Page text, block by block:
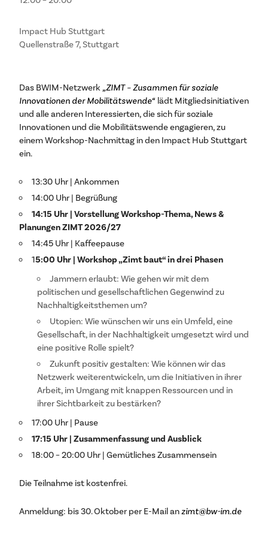
Impact Hub Stuttgart
Quellenstraße 7, Stuttgart
Das BWIM-Netzwerk „ZIMT – Zusammen für soziale
Innovationen der Mobilitätswende“ lädt Mitgliedsinitiativen
und alle anderen Interessierten, die sich für soziale
Innovationen und die Mobilitätswende engagieren, zu
einem Workshop-Nachmittag in den Impact Hub Stuttgart
ein.
13:30 Uhr | Ankommen
14:00 Uhr | Begrüßung
14:15 Uhr | Vorstellung Workshop-Thema, News &
Planungen ZIMT 2026/27
14:45 Uhr | Kaffeepause
15:00 Uhr | Workshop „Zimt baut“ in drei Phasen
Jammern erlaubt: Wie gehen wir mit dem
politischen und gesellschaftlichen Gegenwind zu
Nachhaltigkeitsthemen um?
Utopien: Wie wünschen wir uns ein Umfeld, eine
Gesellschaft, in der Nachhaltigkeit umgesetzt wird und
eine positive Rolle spielt?
Zukunft positiv gestalten: Wie können wir das
Netzwerk weiterentwickeln, um die Initiativen in ihrer
Arbeit, im Umgang mit knappen Ressourcen und in
ihrer Sichtbarkeit zu bestärken?
17:00 Uhr | Pause
17:15 Uhr | Zusammenfassung und Ausblick
18:00 – 20:00 Uhr | Gemütliches Zusammensein
Die Teilnahme ist kostenfrei.
Anmeldung: bis 30. Oktober per E-Mail anzimt@bw-im.de